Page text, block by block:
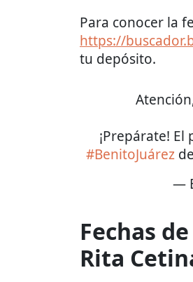
Para conocer la
https://
tu depósito.
¡Prepárate!
#BenitoJuárez
—
Fechas
Rita